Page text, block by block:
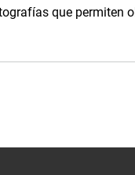
que permiten